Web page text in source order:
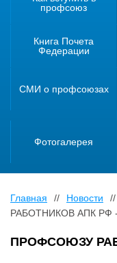
профсоюз
Книга Почета
Федерации
СМИ о профсоюзах
Фотогалерея
Главная // Новости //
РАБОТНИКОВ АПК РФ
ПРОФСОЮЗУ